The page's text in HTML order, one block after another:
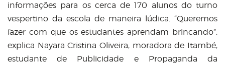
informações para os cerca de 170 alunos do turno
vespertino da escola de maneira lúdica. “Queremos
fazer com que os estudantes aprendam brincando”,
explica Nayara Cristina Oliveira, moradora de Itambé,
estudante de Publicidade e Propaganda da